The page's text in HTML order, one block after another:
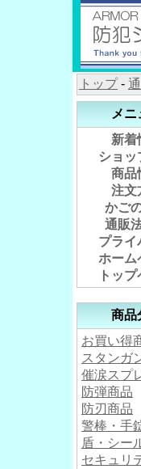
トップ-
メニ
新着
ショッ
商品
注文
かご
通販
プライ
ホーム
トッ
商品
お買い得
スタンガ
催涙スプ
防弾商品
防刃商品
警棒・手
盾・シー
セキュリ